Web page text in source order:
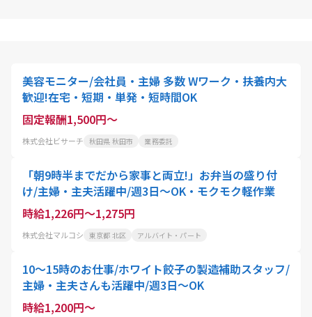
美容モニター/会社員・主婦 多数 Wワーク・扶養内大
歓迎!在宅・短期・単発・短時間OK
固定報酬1,500円～
株式会社ビサーチ 秋田県 秋田市 業務委託
「朝9時半までだから家事と両立!」お弁当の盛り付
け/主婦・主夫活躍中/週3日～OK・モクモク軽作業
時給1,226円～1,275円
株式会社マルコシ 東京都 北区 アルバイト・パート
10～15時のお仕事/ホワイト餃子の製造補助スタッフ/
主婦・主夫さんも活躍中/週3日～OK
時給1,200円～